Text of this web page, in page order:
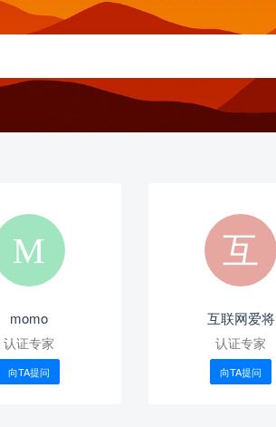
momo
认证专家
向TA提问
互联网爱将
认证专家
向TA提问